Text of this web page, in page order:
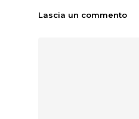
Lascia un commento